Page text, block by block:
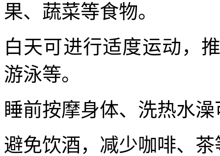
果、蔬菜等食物。
白天可进行适度运动，
游泳等。
睡前按摩身体、洗热水
避免饮酒，减少咖啡、